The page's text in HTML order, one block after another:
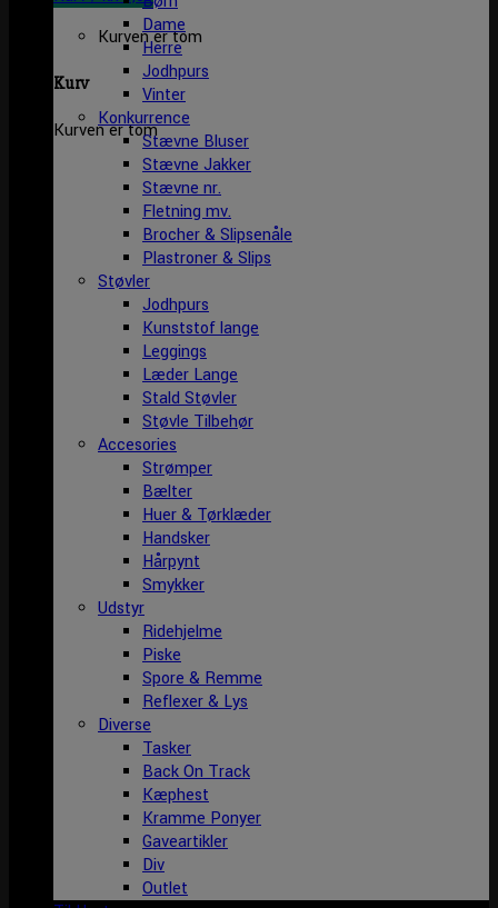
Kurven er tom
Kurv
Kurven er tom
Dame
Herre
Jodhpurs
Vinter
Konkurrence
Stævne Bluser
Stævne Jakker
Stævne nr.
Fletning mv.
Brocher & Slipsenåle
Plastroner & Slips
Støvler
Jodhpurs
Kunststof lange
Leggings
Læder Lange
Stald Støvler
Støvle Tilbehør
Accesories
Strømper
Bælter
Huer & Tørklæder
Handsker
Hårpynt
Smykker
Udstyr
Ridehjelme
Piske
Spore & Remme
Reflexer & Lys
Diverse
Tasker
Back On Track
Kæphest
Kramme Ponyer
Gaveartikler
Div
Outlet